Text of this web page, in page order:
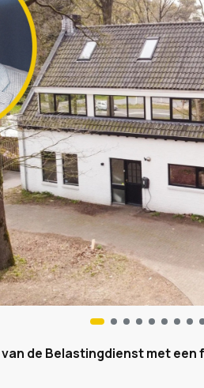
de Belastingdienst met